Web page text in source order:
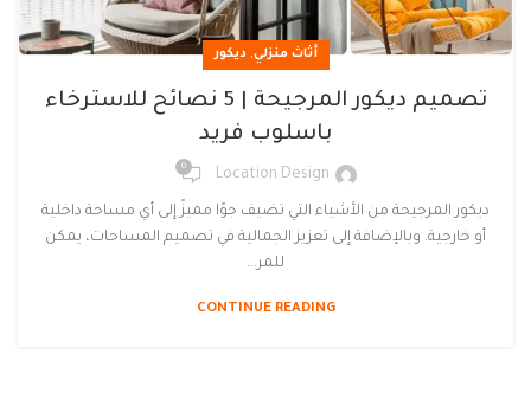
أثاث منزلي, ديكور
تصميم ديكور المرجيحة | 5 نصائح للاسترخاء
باسلوب فريد
Location Design
0
ديكور المرجيحة من الأشياء التي تضيف جوًا مميزً إلى أي مساحة داخلية
أو خارجية. وبالإضافة إلى تعزيز الجمالية في تصميم المساحات، يمكن
للمر...
CONTINUE READING